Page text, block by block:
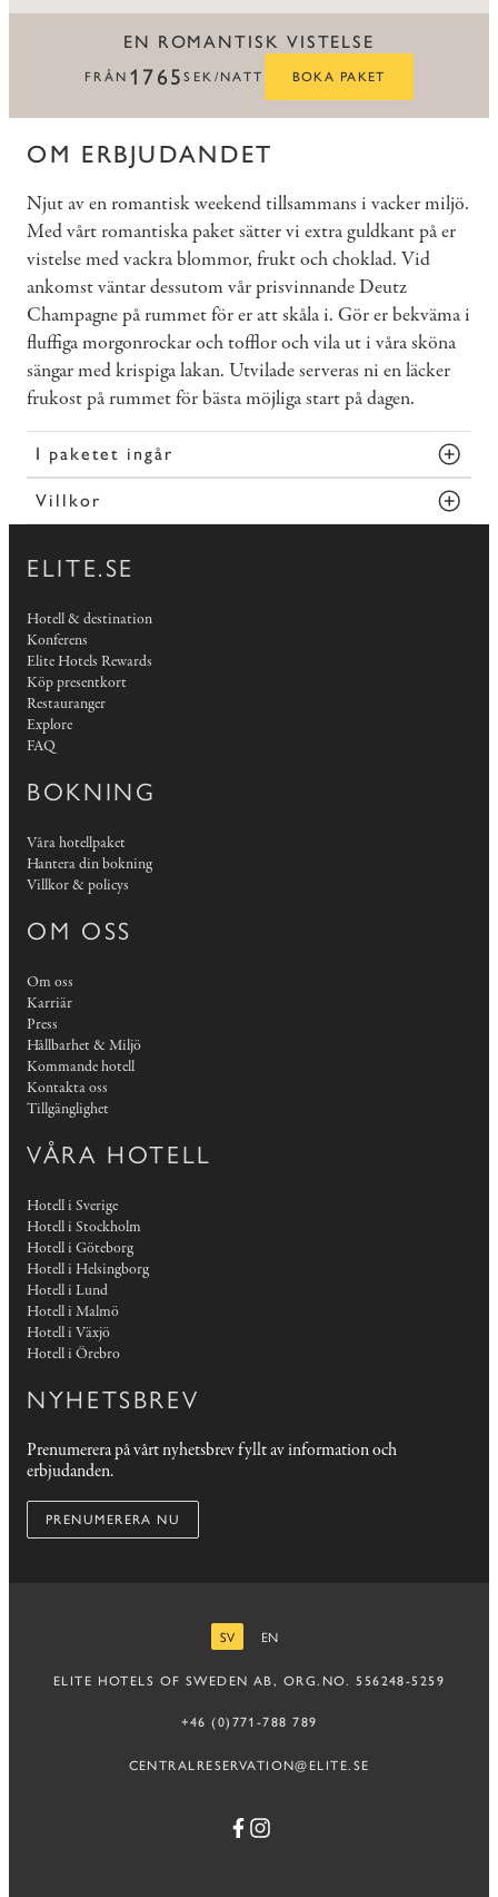
EN ROMANTISK VISTELSE
FRÅN 1765SEK/NATT BOKA PAKET
OM ERBJUDANDET
Njut av en romantisk weekend tillsammans i vacker miljö.
Med vårt romantiska paket sätter vi extra guldkant på er
vistelse med vackra blommor, frukt och choklad. Vid
ankomst väntar dessutom vår prisvinnande Deutz
Champagne på rummet för er att skåla i. Gör er bekväma i
fluffiga morgonrockar och tofflor och vila ut i våra sköna
sängar med krispiga lakan. Utvilade serveras ni en läcker
frukost på rummet för bästa möjliga start på dagen.
I paketet ingår
Villkor
ELITE.SE
Hotell & destination
Konferens
Elite Hotels Rewards
Köp presentkort
Restauranger
Explore
FAQ
BOKNING
Våra hotellpaket
Hantera din bokning
Villkor & policys
OM OSS
Om oss
Karriär
Press
Hållbarhet & Miljö
Kommande hotell
Kontakta oss
Tillgänglighet
VÅRA HOTELL
Hotell i Sverige
Hotell i Stockholm
Hotell i Göteborg
Hotell i Helsingborg
Hotell i Lund
Hotell i Malmö
Hotell i Växjö
Hotell i Örebro
NYHETSBREV
Prenumerera på vårt nyhetsbrev fyllt av information och
erbjudanden.
PRENUMERERA NU
SV
EN
ELITE HOTELS OF SWEDEN AB, ORG.NO. 556248-5259
+46 (0)771-788 789
CENTRALRESERVATION@ELITE.SE